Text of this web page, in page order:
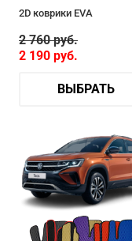
2D коврики EVA
2 760руб.
2 190 руб.
ВЫБРАТЬ